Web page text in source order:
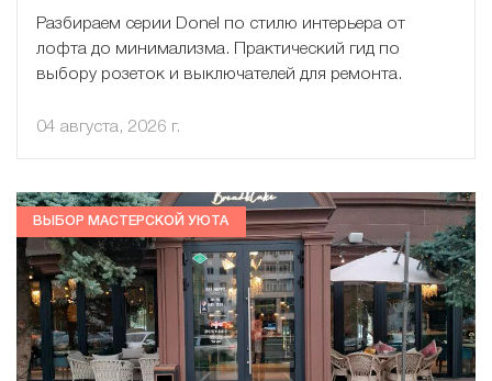
Разбираем серии Donel по стилю интерьера от
лофта до минимализма. Практический гид по
выбору розеток и выключателей для ремонта.
04 августа, 2026 г.
ВЫБОР МАСТЕРСКОЙ УЮТА